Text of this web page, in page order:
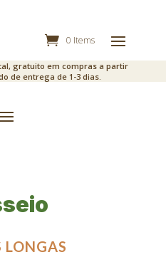
0 Items
gratuito em compras a partir
de entrega de 1-3 dias.
LONGAS